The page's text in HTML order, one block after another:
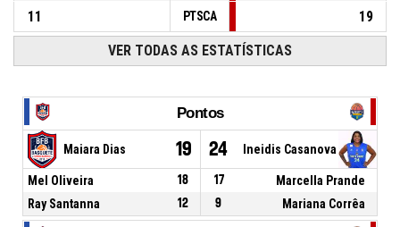
11
PTSCA 19
VER TODAS AS ESTATÍSTICAS
Pontos
Maiara Dias 19 24 Ineidis Casanova
Mel Oliveira 18 17
Marcella Prande
Ray Santanna
12 9 Mariana Corrêa